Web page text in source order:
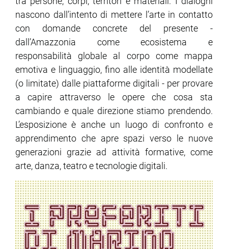
nascono dall’intento di mettere l’arte in contatto
con domande concrete del presente -
dall’Amazzonia come ecosistema e
responsabilità globale al corpo come mappa
emotiva e linguaggio, fino alle identità modellate
(o limitate) dalle piattaforme digitali - per provare
a capire attraverso le opere che cosa sta
cambiando e quale direzione stiamo prendendo.
L’esposizione è anche un luogo di confronto e
apprendimento che apre spazi verso le nuove
generazioni grazie ad attività formative, come
arte, danza, teatro e tecnologie digitali.